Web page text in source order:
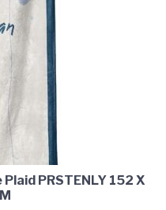
PRSTENLY 152 X